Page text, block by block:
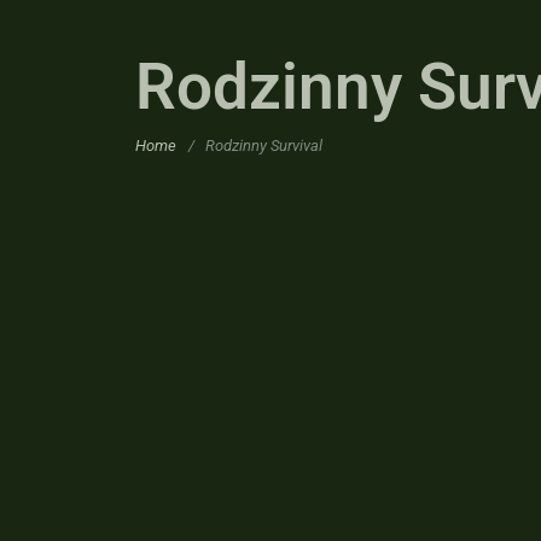
Rodzinny
Home / Rodzinny Survival